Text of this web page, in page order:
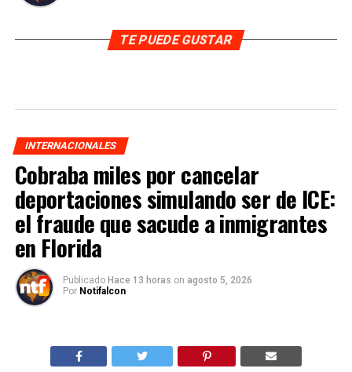
TE PUEDE GUSTAR
INTERNACIONALES
Cobraba miles por cancelar
deportaciones simulando ser de ICE:
el fraude que sacude a inmigrantes
en Florida
Publicado Hace 13 horas on agosto 5, 2026
Por Notifalcon